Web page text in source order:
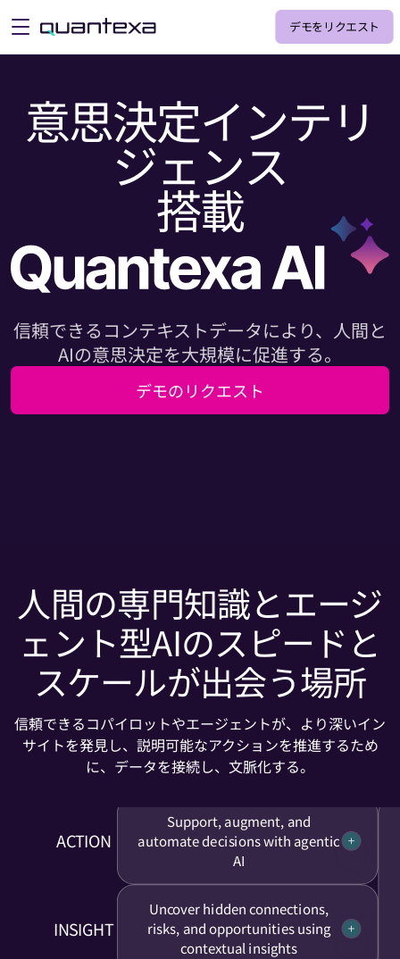
open menu デモをリクエスト
意思決定インテリ
ジェンス
搭載
信頼できるコンテキストデータにより、人間と
AIの意思決定を大規模に促進する。
デモのリクエスト
人間の専門知識とエージ
ェント型AIのスピードと
スケールが出会う場所
信頼できるコパイロットやエージェントが、より深いイン
サイトを発見し、説明可能なアクションを推進するため
に、データを接続し、文脈化する。
ACTION
Support, augment, and
automate decisions with agentic
AI
Closed
INSIGHT
Uncover hidden connections,
risks, and opportunities using
contextual insights
Closed